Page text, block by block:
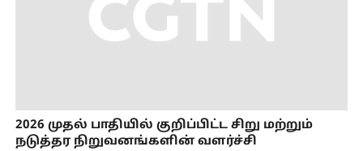
2026 முதல் பாதியில் குறிப்பிட்ட சிறு மற்றும்
நடுத்தர நிறுவனங்களின் வளர்ச்சி